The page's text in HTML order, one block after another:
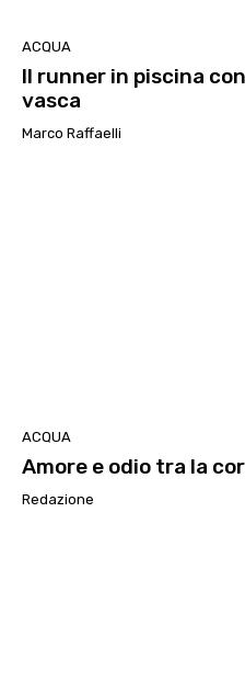
ACQUA
Il runner in piscina
vasca
Marco Raffaelli
ACQUA
Amore e odio tra la
Redazione